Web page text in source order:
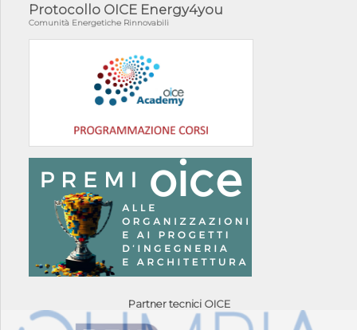
Protocollo OICE Energy4you
Comunità Energetiche Rinnovabili
Partner tecnici OICE